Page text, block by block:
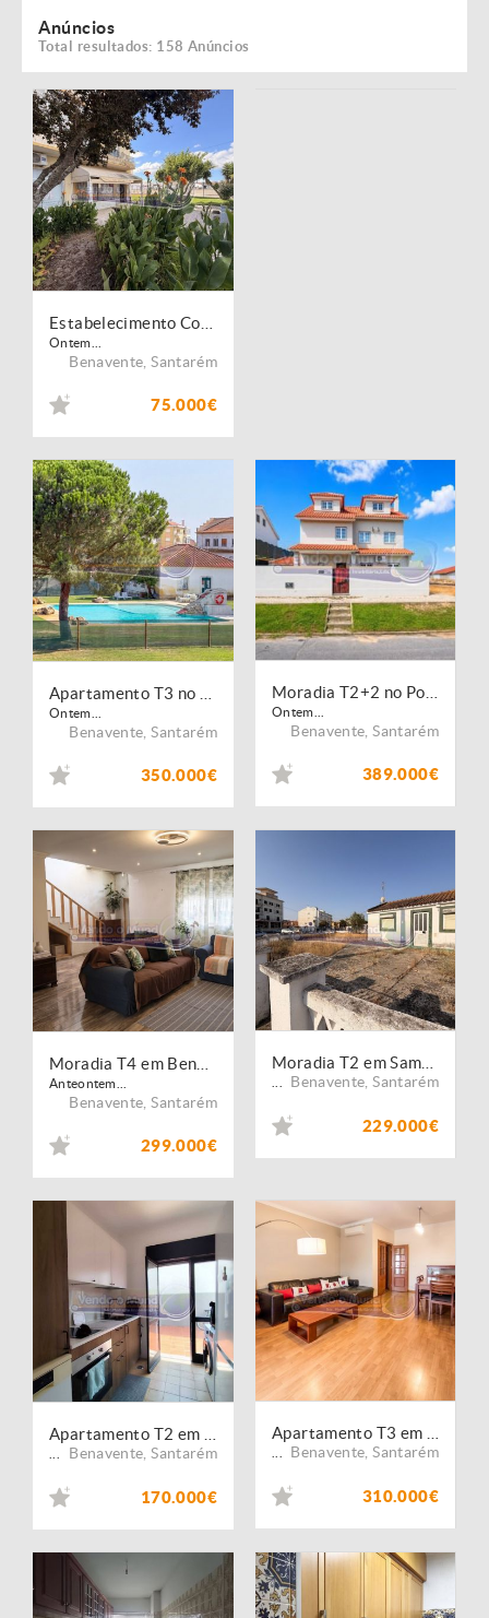
Anúncios
Total resultados: 158 Anúncios
Ontem...
Benavente ,Santarém
75.000€
Ontem...
Benavente ,Santarém
350.000€
Ontem...
Benavente ,Santarém
389.000€
Anteontem...
Benavente ,Santarém
299.000€
Benavente ,Santarém
229.000€
Benavente ,Santarém
170.000€
Benavente ,Santarém
310.000€